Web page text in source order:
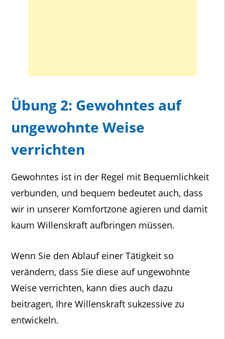
Übung 2: Gewohntes auf
ungewohnte Weise
verrichten
Gewohntes ist in der Regel mit Bequemlichkeit
verbunden, und bequem bedeutet auch, dass
wir in unserer Komfortzone agieren und damit
kaum Willenskraft aufbringen müssen.
Wenn Sie den Ablauf einer Tätigkeit so
verändern, dass Sie diese auf ungewohnte
Weise verrichten, kann dies auch dazu
beitragen, Ihre Willenskraft sukzessive zu
entwickeln.